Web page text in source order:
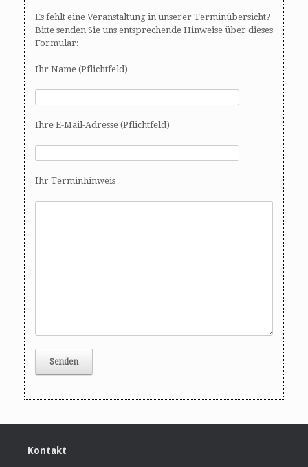
Es fehlt eine Veranstaltung in unserer Terminübersicht?
Bitte senden Sie uns entsprechende Hinweise über dieses
Formular:
Ihr Name (Pflichtfeld)
Ihre E-Mail-Adresse (Pflichtfeld)
Ihr Terminhinweis
Kontakt